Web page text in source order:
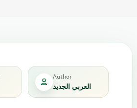
Author
العربي الجديد